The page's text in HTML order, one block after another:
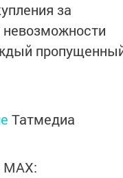
за
Татмедиа
MАХ: